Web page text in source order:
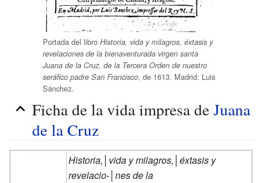
Portada del libro Historia, vida y milagros, éxtasis y
revelaciones de la bienaventurada virgen santa
Juana de la Cruz, de la Tercera Orden de nuestro
seráfico padre San Francisco, de 1613. Madrid: Luis
Sánchez.
Ficha de la vida impresa deJuana
de la Cruz
Historia,│vida y milagros,│éxtasis y
revelacio-│nes de la